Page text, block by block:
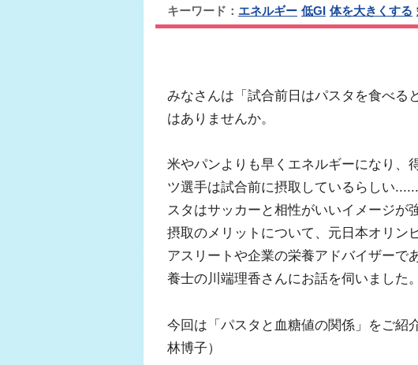
キーワード： エネルギー 低GI 体を大きくする
みなさんは「試合前日はパスタを食べる
はありませんか。
米やパンよりも早くエネルギーになり、
ツ選手は試合前に摂取しているらしい
スタはサッカーと相性がいいイメージが
摂取のメリットについて、元日本オリン
アスリートや企業の栄養アドバイザーで
養士の川端理香さんにお話を伺いました。
今回は「パスタと血糖値の関係」をご紹
林博子）